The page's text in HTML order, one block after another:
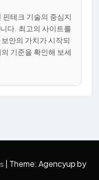
테크 기술의 중심지
다. 최고의 사이트를
안의 가치가 시작되
기준을 확인해 보세
Theme: Agencyup by